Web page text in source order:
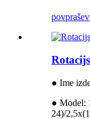
● Ime
● Model:
24)/